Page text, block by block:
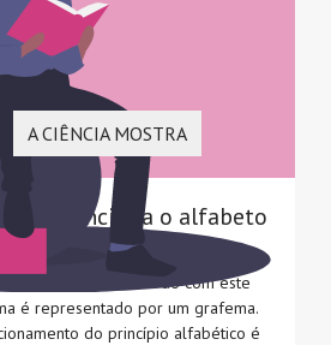
A CIÊNCIA MOSTRA
funciona o alfabeto
é o mecanismo de funcionamento
alfabética. De acordo com este
é representado por um grafema.
do princípio alfabético é